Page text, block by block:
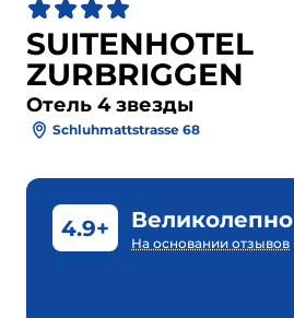
SUITENHOTEL
ZURBRIGGEN
Отель 4 звезды
Schluhmattstrasse 68
4.9+ Великолепно
На основании отзывов